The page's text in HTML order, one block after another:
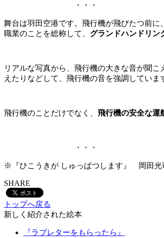
・・・
舞台は羽田空港です。飛行機が飛びたつ前
職業のことを総称して、 グランドハンドリン
リアルな写真から、飛行機の大きな音が聞
えたりなどして、飛行機の音を強調していま
飛行機のことだけでなく、 飛行機の安全な運
・・・
※『ひこうきが しゅっぱつします』 岡田
SHARE
トップへ戻る
新しく紹介された絵本
『ラブレターをもらったら』